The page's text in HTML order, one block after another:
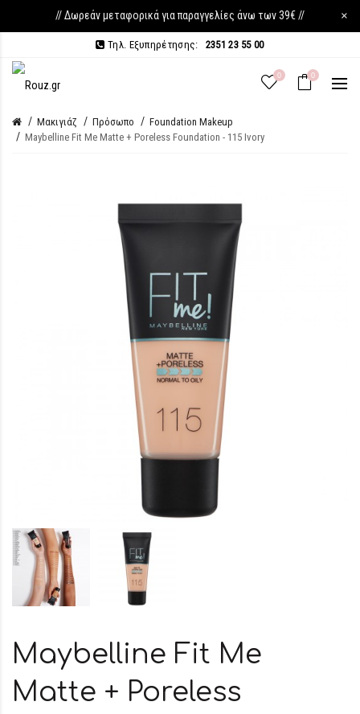
// Δωρεάν μεταφορικά για παραγγελίες άνω των 39€ // ×
Τηλ. Εξυπηρέτησης: 2351 23 55 00
0 0
Μακιγιάζ Πρόσωπο
Foundation Makeup
Maybelline Fit Me Matte + Poreless Foundation - 115 Ivory
Maybelline Fit Me
Matte + Poreless